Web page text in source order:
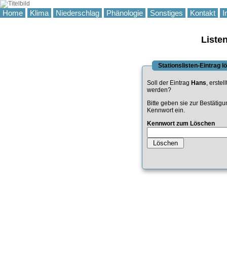
Home Klima Niederschlag Phänologie Sonstiges Kontakt
Stationslisten-Eintrag
Soll der Eintrag Hans,
werden?
Bitte geben sie zur
Kennwort ein.
Kennwort zum Löschen